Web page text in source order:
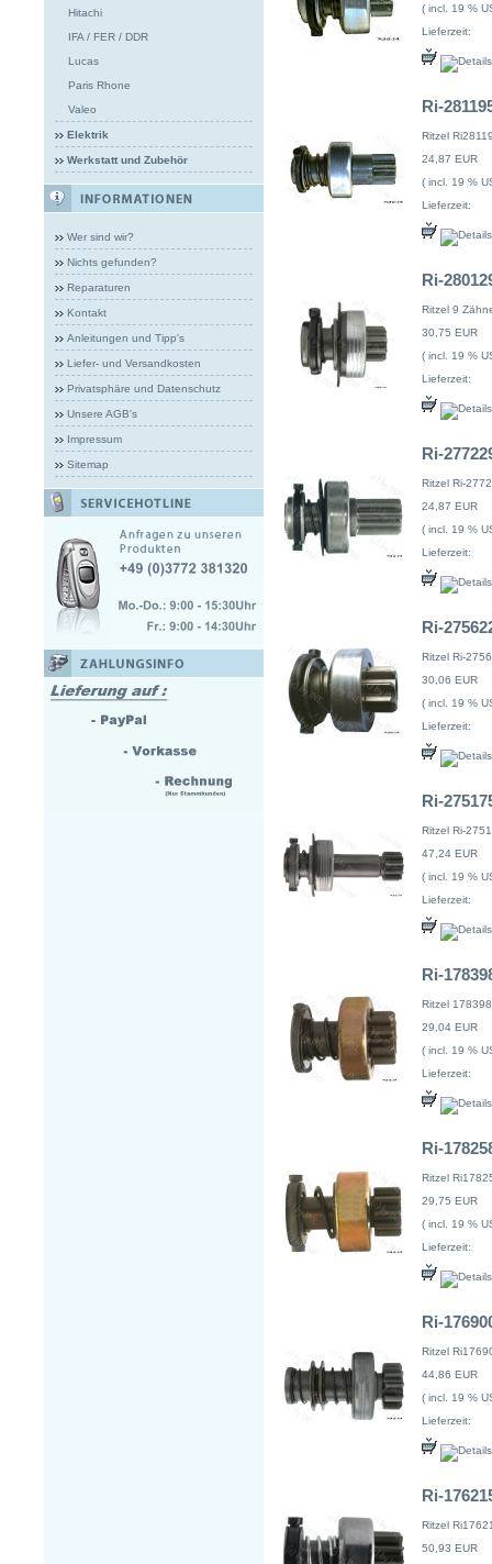
Hitachi
IFA / FER / DDR
Lucas
Paris Rhone
Valeo
Elektrik
Werkstatt und Zubehör
Wer sind wir?
Nichts gefunden?
Reparaturen
Kontakt
Anleitungen und Tipp's
Liefer- und Versandkosten
Privatsphäre und Datenschutz
Unsere AGB's
Impressum
Sitemap
( incl. 19 %
Lieferzeit:
Ri-
Ritzel
24,87 EUR
( incl. 19 %
Lieferzeit:
Ri-
Ritzel 9
30,75 EUR
( incl. 19 %
Lieferzeit:
Ri-
Ritzel Ri-
24,87 EUR
( incl. 19 %
Lieferzeit:
Ri-
Ritzel Ri-
30,06 EUR
( incl. 19 %
Lieferzeit:
Ri-
Ritzel Ri-
47,24 EUR
( incl. 19 %
Lieferzeit:
Ri-
Ritzel
29,04 EUR
( incl. 19 %
Lieferzeit:
Ri-
Ritzel
29,75 EUR
( incl. 19 %
Lieferzeit:
Ri-
Ritzel
44,86 EUR
( incl. 19 %
Lieferzeit:
Ri-
Ritzel
50,93 EUR